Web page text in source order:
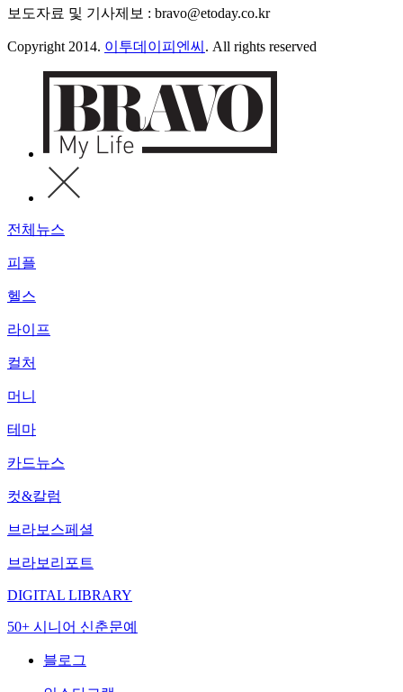
보도자료 및 기사제보 : bravo@etoday.co.kr
Copyright 2014. 이투데이피엔씨 . All rights reserved
전체뉴스
피플
헬스
라이프
컬처
머니
테마
카드뉴스
컷&칼럼
브라보스페셜
브라보리포트
DIGITAL LIBRARY
50+ 시니어 신춘문예
블로그